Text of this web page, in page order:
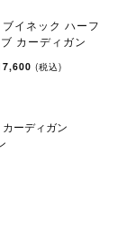
イネック ハーフ
カーディガン
(税込)
カーディガン